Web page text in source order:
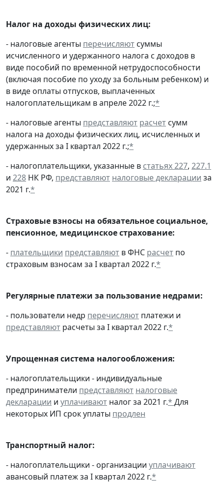
Налог на доходы физических лиц:
- налоговые агенты перечисляют суммы
исчисленного и удержанного налога с доходов в
виде пособий по временной нетрудоспособности
(включая пособие по уходу за больным ребенком) и
в виде оплаты отпусков, выплаченных
налогоплательщикам в апреле 2022 г.;*
- налоговые агенты представляют расчет сумм
налога на доходы физических лиц, исчисленных и
удержанных за I квартал 2022 г.;*
- налогоплательщики, указанные в статьях 227, 227.1
и 228 НК РФ, представляют налоговые декларации за
2021 г.*
Страховые взносы на обязательное социальное,
пенсионное, медицинское страхование:
- плательщики представляют в ФНС расчет по
страховым взносам за I квартал 2022 г.*
Регулярные платежи за пользование недрами:
- пользователи недр перечисляют платежи и
представляют расчеты за I квартал 2022 г.*
Упрощенная система налогообложения:
- налогоплательщики - индивидуальные
предприниматели представляют налоговые
декларации и уплачивают налог за 2021 г.* Для
некоторых ИП срок уплаты продлен
Транспортный налог:
- налогоплательщики - организации уплачивают
авансовый платеж за I квартал 2022 г.*